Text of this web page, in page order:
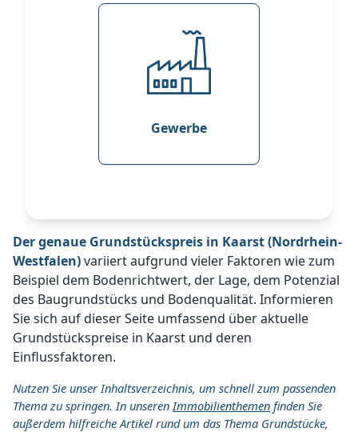
Gewerbe
Der genaue Grundstückspreis in Kaarst (Nordrhein-
Westfalen)variiert aufgrund vieler Faktoren wie zum
Beispiel dem Bodenrichtwert, der Lage, dem Potenzial
des Baugrundstücks und Bodenqualität. Informieren
Sie sich auf dieser Seite umfassend über aktuelle
Grundstückspreise in Kaarst und deren
Einflussfaktoren.
Nutzen Sie unser Inhaltsverzeichnis, um schnell zum passenden
Thema zu springen. In unserenImmobilienthemen finden Sie
außerdem hilfreiche Artikel rund um das Thema Grundstücke,